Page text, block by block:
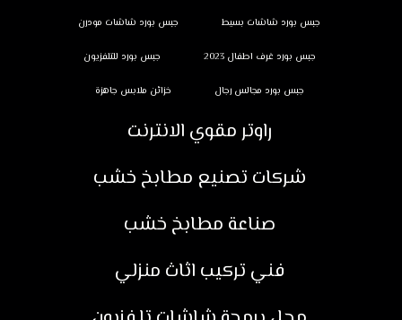
جبس بورد شاشات بسيط جبس بورد شاشات مودرن
جبس بورد غرف اطفال 2023 جبس بورد للتلفزيون
جبس بورد مجالس رجال خزائن ملابس جاهزة
راوتر مقوي الانترنت
شركات تصنيع مطابخ خشب
صناعة مطابخ خشب
فني تركيب اثاث منزلي